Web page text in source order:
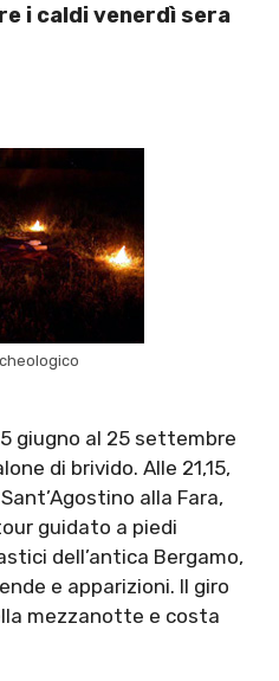
i caldi venerdì sera
giugno al 25 settembre
di brivido. Alle 21,15,
alla Fara,
guidato a piedi
dell’antica Bergamo,
e apparizioni. Il giro
mezzanotte e costa